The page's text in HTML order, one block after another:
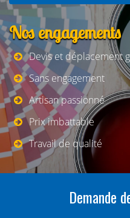
Nos engagements
Devis et déplacement
Sans engagement
Artisan passionné
Prix imbattable
Travail de qualité
Demande